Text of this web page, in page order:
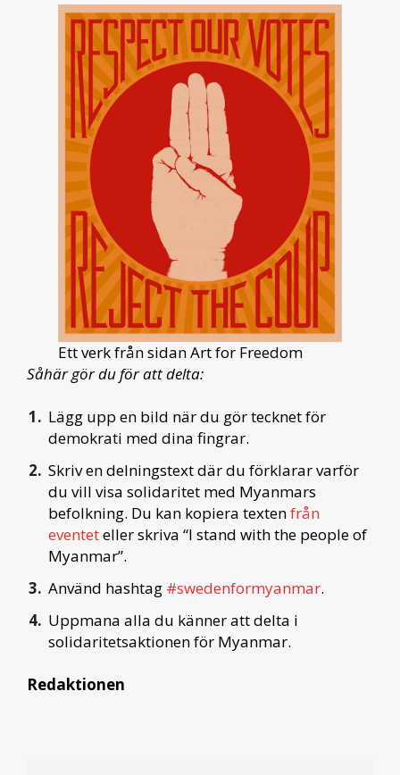
Ett verk från sidan Art for Freedom
Såhär gör du för att delta:
Lägg upp en bild när du gör tecknet för
demokrati med dina fingrar.
Skriv en delningstext där du förklarar varför
du vill visa solidaritet med Myanmars
befolkning. Du kan kopiera textenfrån
eventeteller skriva “I stand with the people of
Myanmar”.
Använd hashtag #swedenformyanmar.
Uppmana alla du känner att delta i
solidaritetsaktionen för Myanmar.
Redaktionen